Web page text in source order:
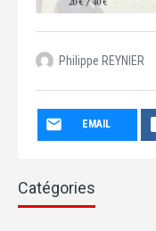
Philippe REYNIER
EMAIL
Catégories